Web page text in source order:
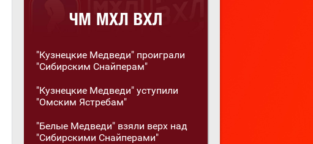
"Кузнецкие Медведи" проиграли
"Сибирским Снайперам"
"Кузнецкие Медведи" уступили
"Омским Ястребам"
"Белые Медведи" взяли верх над
"Сибирскими Снайперами"